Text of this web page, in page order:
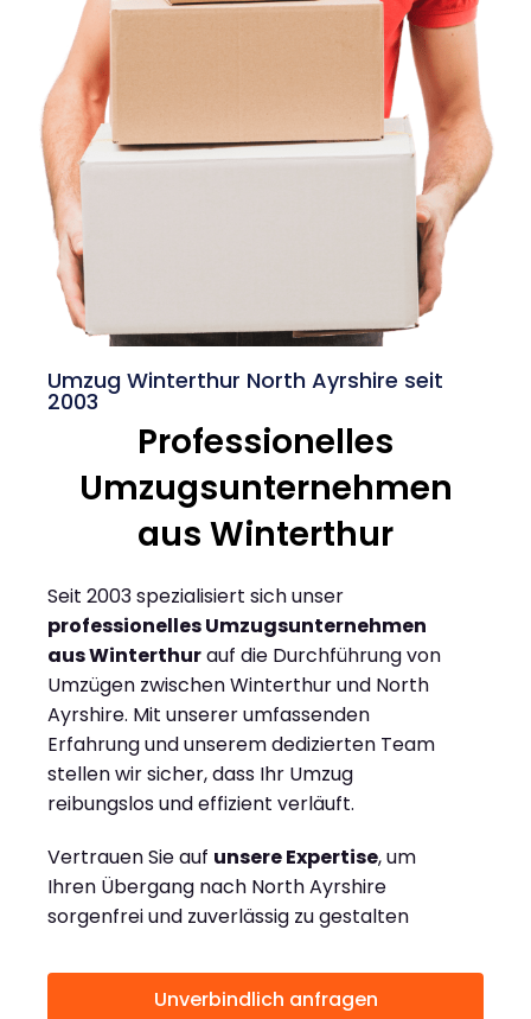
Umzug Winterthur North Ayrshire seit
2003
Professionelles
Umzugsunternehmen
aus Winterthur
Seit 2003 spezialisiert sich unser
professionelles Umzugsunternehmen
aus Winterthurauf die Durchführung von
Umzügen zwischen Winterthur und North
Ayrshire. Mit unserer umfassenden
Erfahrung und unserem dedizierten Team
stellen wir sicher, dass Ihr Umzug
reibungslos und effizient verläuft.
Vertrauen Sie auf unsere Expertise, um
Ihren Übergang nach North Ayrshire
sorgenfrei und zuverlässig zu gestalten
Unverbindlich anfragen